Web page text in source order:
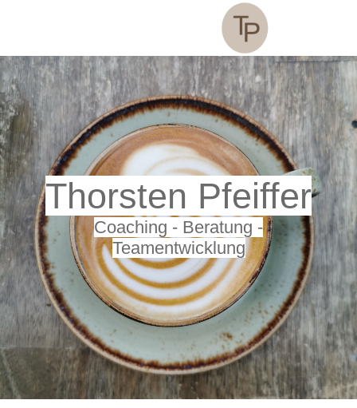
Thorsten Pfeiffer
Coaching - Beratung -
Teamentwicklung